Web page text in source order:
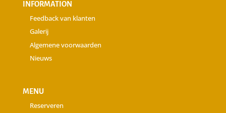
INFORMATION
Feedback van klanten
Galerij
Algemene voorwaarden
Nieuws
MENU
Reserveren